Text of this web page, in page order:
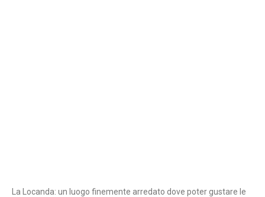
La Locanda: un luogo finemente arredato dove poter gustare le